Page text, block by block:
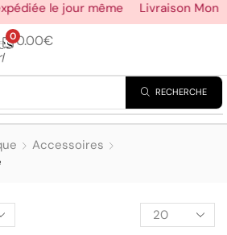
le jour même Livraison
00.00€
RECHERCHE
Accessoires